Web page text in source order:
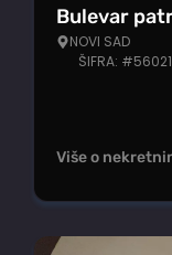
Bulevar
NOVI SAD
ŠIFRA:
Više o